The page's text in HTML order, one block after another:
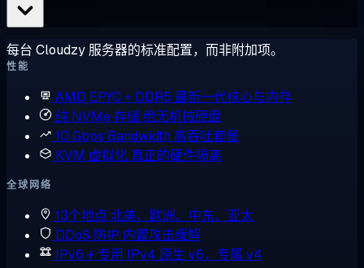
每台 Cloudzy 服务器的标准配置，而非附加项。
性能
AMD EPYC + DDR5 最新一代核心与内存
纯 NVMe 存储绝无机械硬盘
10 Gbps Bandwidth 高吞吐套餐
KVM 虚拟化 真正的硬件隔离
全球网络
13个地点 北美、欧洲、中东、亚太
DDoS 防护 内置攻击缓解
IPv6 + 专用 IPv4 原生 v6，专属 v4